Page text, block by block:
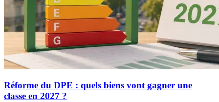
Réforme du DPE : quels biens vont gagner une
classe en 2027 ?